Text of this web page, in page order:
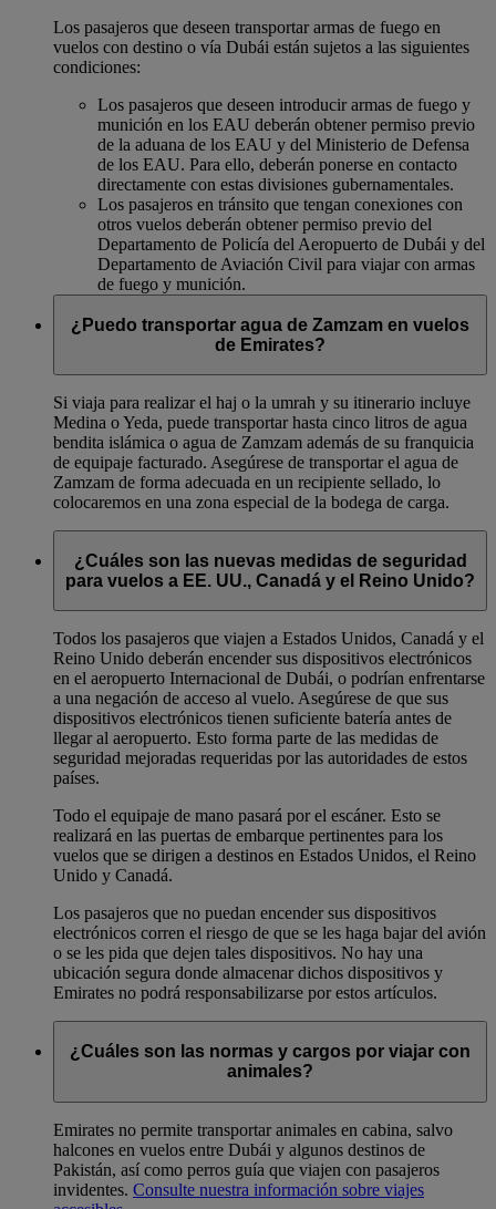
Los pasajeros que deseen transportar armas de fuego en
vuelos con destino o vía Dubái están sujetos a las siguientes
condiciones:
Los pasajeros que deseen introducir armas de fuego y
munición en los EAU deberán obtener permiso previo
de la aduana de los EAU y del Ministerio de Defensa
de los EAU. Para ello, deberán ponerse en contacto
directamente con estas divisiones gubernamentales.
Los pasajeros en tránsito que tengan conexiones con
otros vuelos deberán obtener permiso previo del
Departamento de Policía del Aeropuerto de Dubái y del
Departamento de Aviación Civil para viajar con armas
de fuego y munición.
¿Puedo transportar agua de Zamzam en vuelos
de Emirates?
Si viaja para realizar el haj o la umrah y su itinerario incluye
Medina o Yeda, puede transportar hasta cinco litros de agua
bendita islámica o agua de Zamzam además de su franquicia
de equipaje facturado. Asegúrese de transportar el agua de
Zamzam de forma adecuada en un recipiente sellado, lo
colocaremos en una zona especial de la bodega de carga.
¿Cuáles son las nuevas medidas de seguridad
para vuelos a EE. UU., Canadá y el Reino Unido?
Todos los pasajeros que viajen a Estados Unidos, Canadá y el
Reino Unido deberán encender sus dispositivos electrónicos
en el aeropuerto Internacional de Dubái, o podrían enfrentarse
a una negación de acceso al vuelo. Asegúrese de que sus
dispositivos electrónicos tienen suficiente batería antes de
llegar al aeropuerto. Esto forma parte de las medidas de
seguridad mejoradas requeridas por las autoridades de estos
países.
Todo el equipaje de mano pasará por el escáner. Esto se
realizará en las puertas de embarque pertinentes para los
vuelos que se dirigen a destinos en Estados Unidos, el Reino
Unido y Canadá.
Los pasajeros que no puedan encender sus dispositivos
electrónicos corren el riesgo de que se les haga bajar del avión
o se les pida que dejen tales dispositivos. No hay una
ubicación segura donde almacenar dichos dispositivos y
Emirates no podrá responsabilizarse por estos artículos.
¿Cuáles son las normas y cargos por viajar con
animales?
Emirates no permite transportar animales en cabina, salvo
halcones en vuelos entre Dubái y algunos destinos de
Pakistán, así como perros guía que viajen con pasajeros
invidentes. Consulte nuestra información sobre viajes